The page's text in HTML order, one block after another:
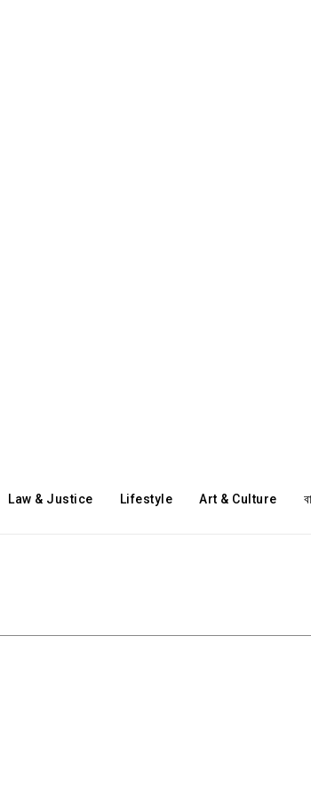
Law & Justice Lifestyle Art & Culture